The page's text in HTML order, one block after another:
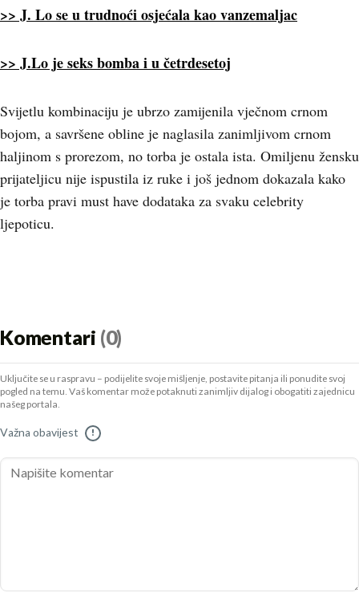
>> J. Lo se u trudnoći osjećala kao vanzemaljac
>> J.Lo je seks bomba i u četrdesetoj
Svijetlu kombinaciju je ubrzo zamijenila vječnom crnom
bojom, a savršene obline je naglasila zanimljivom crnom
haljinom s prorezom, no torba je ostala ista. Omiljenu žensku
prijateljicu nije ispustila iz ruke i još jednom dokazala kako
je torba pravi must have dodataka za svaku celebrity
ljepoticu.
Komentari (0)
Uključite se u raspravu – podijelite svoje mišljenje, postavite pitanja ili ponudite svoj
pogled na temu. Vaš komentar može potaknuti zanimljiv dijalog i obogatiti zajednicu
našeg portala.
Važna obavijest !